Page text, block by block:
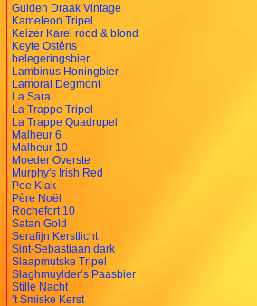
Gulden Draak Vintage
Kameleon Tripel
Keizer Karel rood & blond
Keyte Ostêns
belegeringsbier
Lambinus Honingbier
Lamoral Degmont
La Sara
La Trappe Tripel
La Trappe Quadrupel
Malheur 6
Malheur 10
Moeder Overste
Murphy's Irish Red
Pee Klak
Père Noël
Rochefort 10
Satan Gold
Serafijn Kerstlicht
Sint-Sebastiaan dark
Slaapmutske Tripel
Slaghmuylder’s Paasbier
Stille Nacht
’t Smiske Kerst